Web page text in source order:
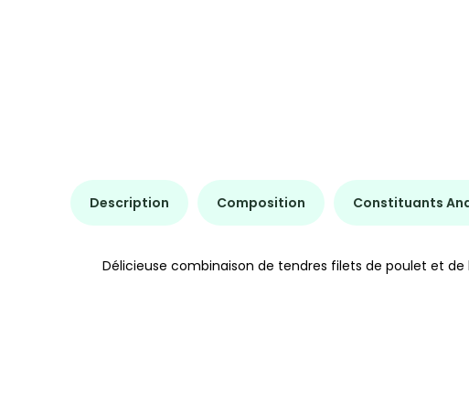
Description Composition Constituants
Délicieuse combinaison de tendres filets de poulet et